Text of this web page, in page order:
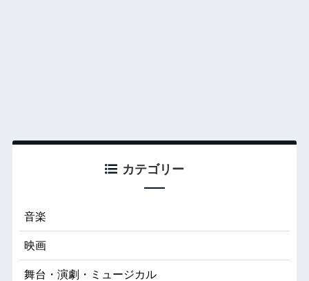
カテゴリー
音楽
映画
舞台・演劇・ミュージカル